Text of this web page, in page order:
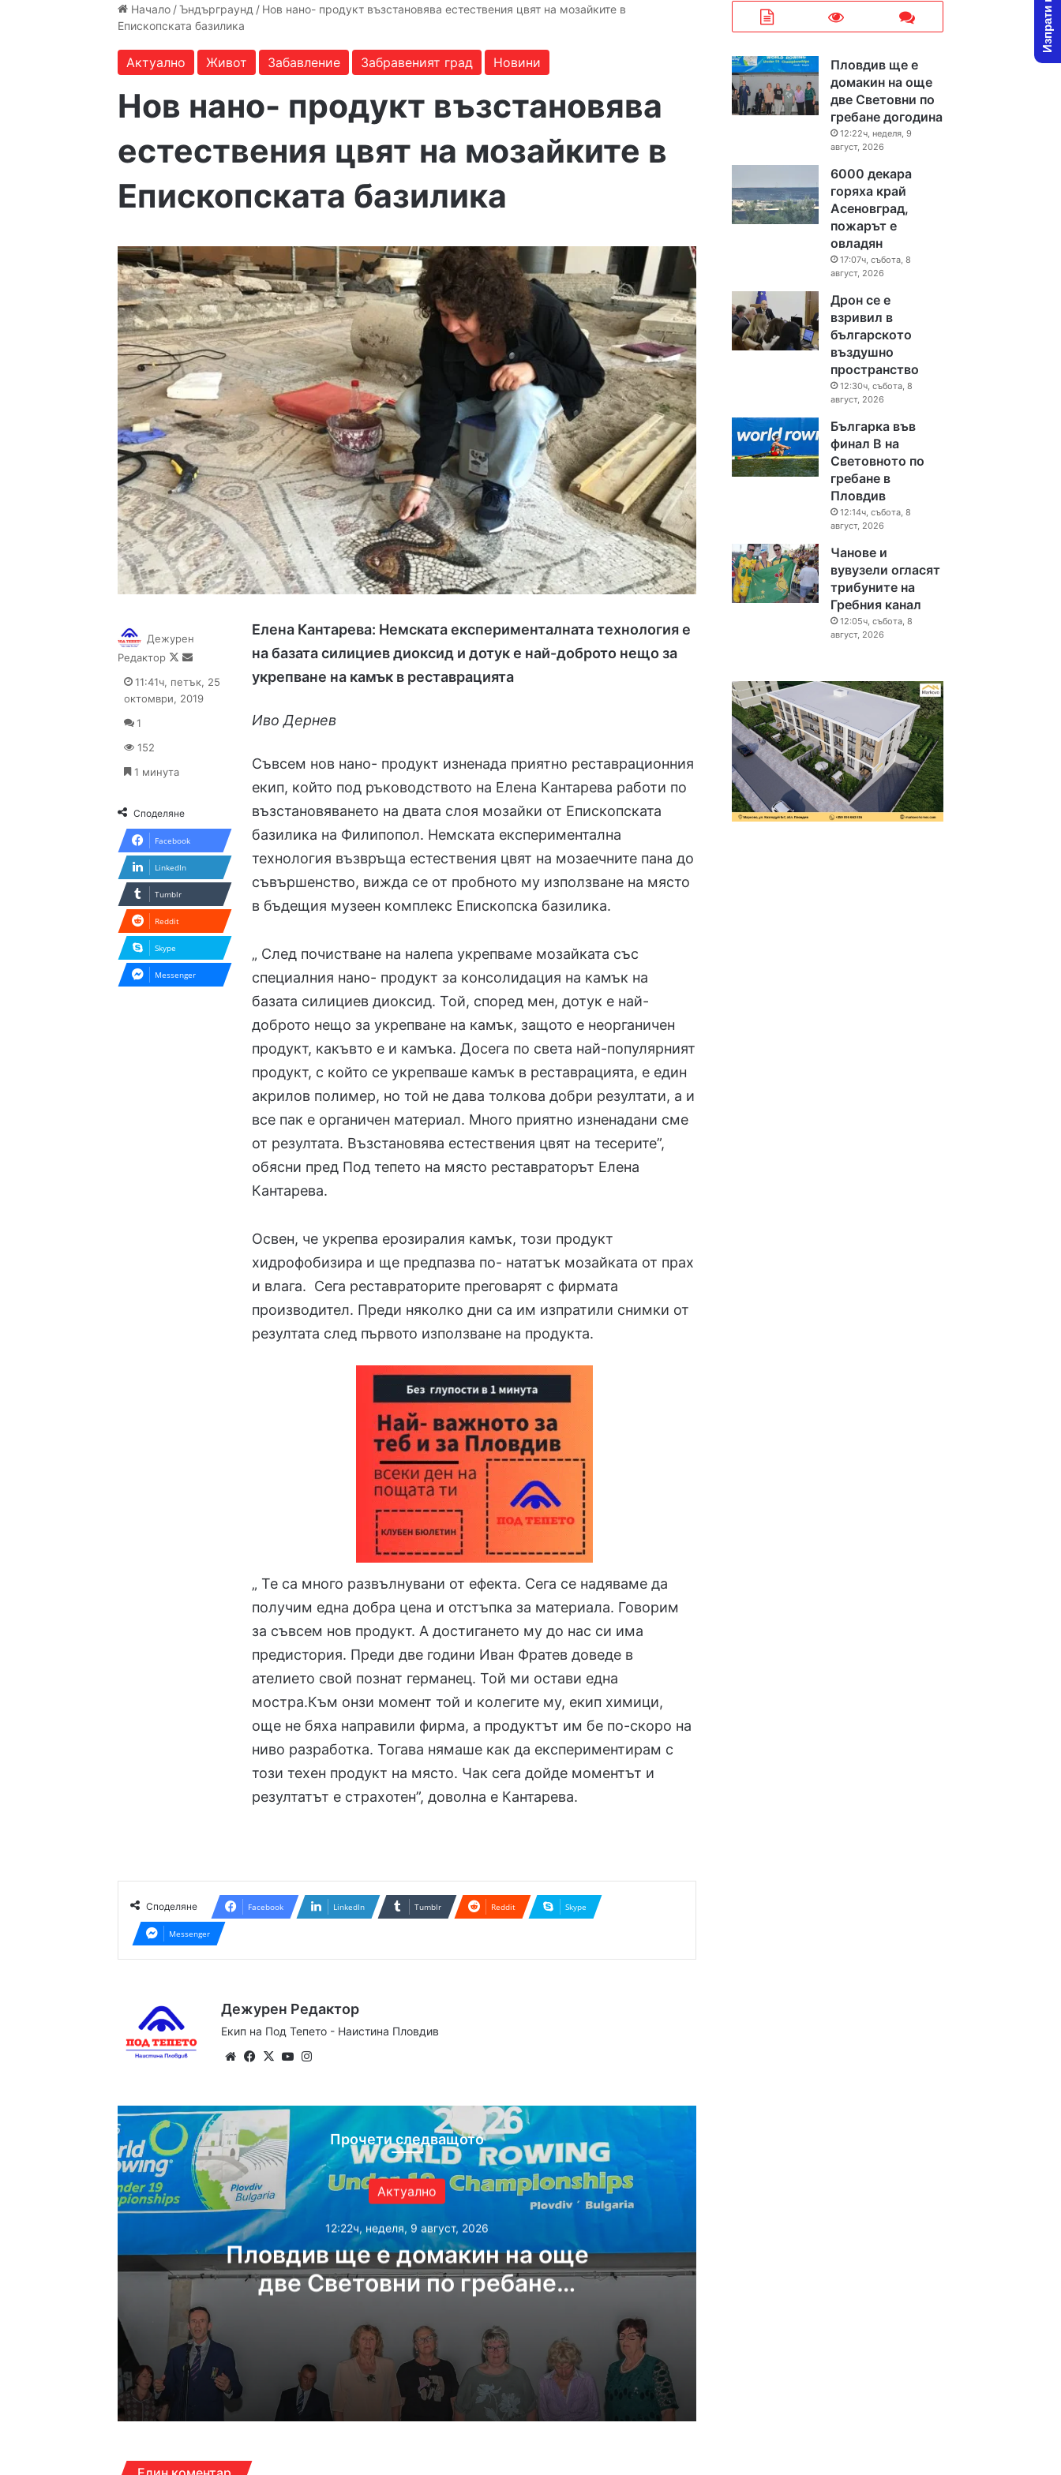
Начало / Ъндърграунд / Нов нано- продукт възстановява естествения цвят на мозайките в
Епископската базилика
Актуално Живот Забавление Забравеният град Новини
Нов нано- продукт възстановява
естествения цвят на мозайките в
Епископската базилика
Елена Кантарева: Немската експерименталната технология е
на базата силициев диоксид и дотук е най-доброто нещо за
укрепване на камък в реставрацията
Иво Дернев
Съвсем нов нано- продукт изненада приятно реставрационния
екип, който под ръководството на Елена Кантарева работи по
възстановяването на двата слоя мозайки от Епископската
базилика на Филипопол. Немската експериментална
технология възвръща естествения цвят на мозаечните пана до
съвършенство, вижда се от пробното му използване на място
в бъдещия музеен комплекс Епископска базилика.
„ След почистване на налепа укрепваме мозайката със
специалния нано- продукт за консолидация на камък на
базата силициев диоксид. Той, според мен, дотук е най-
доброто нещо за укрепване на камък, защото е неорганичен
продукт, какъвто е и камъка. Досега по света най-популярният
продукт, с който се укрепваше камък в реставрацията, е един
акрилов полимер, но той не дава толкова добри резултати, а и
все пак е органичен материал. Много приятно изненадани сме
от резултата. Възстановява естествения цвят на тесерите”,
обясни пред Под тепето на място реставраторът Елена
Кантарева.
Освен, че укрепва ерозиралия камък, този продукт
хидрофобизира и ще предпазва по- нататък мозайката от прах
и влага. Сега реставраторите преговарят с фирмата
производител. Преди няколко дни са им изпратили снимки от
резултата след първото използване на продукта.
„ Те са много развълнувани от ефекта. Сега се надяваме да
получим една добра цена и отстъпка за материала. Говорим
за съвсем нов продукт. А достигането му до нас си има
предистория. Преди две години Иван Фратев доведе в
ателието свой познат германец. Той ми остави една
мостра.Към онзи момент той и колегите му, екип химици,
още не бяха направили фирма, а продуктът им бе по-скоро на
ниво разработка. Тогава нямаше как да експериментирам с
този техен продукт на място. Чак сега дойде моментът и
резултатът е страхотен”, доволна е Кантарева.
Дежурен
Редактор
Follow
X
Send
email
11:41ч, петък, 25
октомври, 2019
1
152
1 минута
Споделяне
Facebook
LinkedIn
Tumblr
Reddit
Skype
Messenger
Споделяне Facebook LinkedIn Tumblr Reddit Skype
Messenger
Дежурен Редактор
Екип на Под Тепето - Наистина Пловдив
WebsiteFacebook
X YouTube
Прочети следващото
Актуално
12:22ч, неделя, 9 август, 2026
Пловдив ще е домакин на още
две Световни по гребане
12:22ч, неделя, 9 август, 2026
17:07ч, събота, 8 август, 2026
Пловдив ще е
домакин на още
две Световни по
гребане догодина
12:22ч, неделя, 9
август, 2026
6000 декара
горяха край
Асеновград,
пожарът е
овладян
17:07ч, събота, 8
август, 2026
Дрон се е
взривил в
българското
въздушно
пространство
12:30ч, събота, 8
август, 2026
Българка във
финал B на
Световното по
гребане в
Пловдив
12:14ч, събота, 8
август, 2026
Чанове и
вувузели огласят
трибуните на
Гребния канал
12:05ч, събота, 8
август, 2026